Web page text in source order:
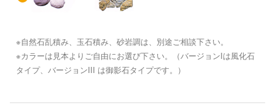
※自然石乱積み、玉石積み、砂岩調は、別途ご相談下さい。
※カラーは見本よりご自由にお選び下さい。（バージョンIは風化石
タイプ、バージョンIII は御影石タイプです。）